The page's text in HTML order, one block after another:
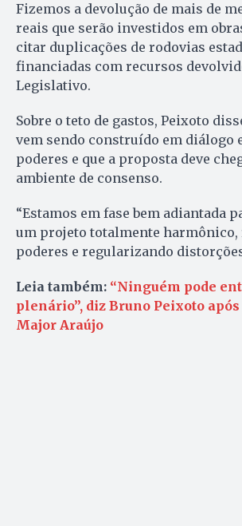
Fizemos a devolução de mais de
reais que serão investidos em
citar duplicações de rodovias
financiadas com recursos
Legislativo.
Sobre o teto de gastos, Peixoto
vem sendo construído em diálogo
poderes e que a proposta deve
ambiente de consenso.
“Estamos em fase bem adiantada
um projeto totalmente harmônico,
poderes e regularizando
Leia também: “Ninguém pode
plenário”, diz Bruno Peixoto após
Major Araújo